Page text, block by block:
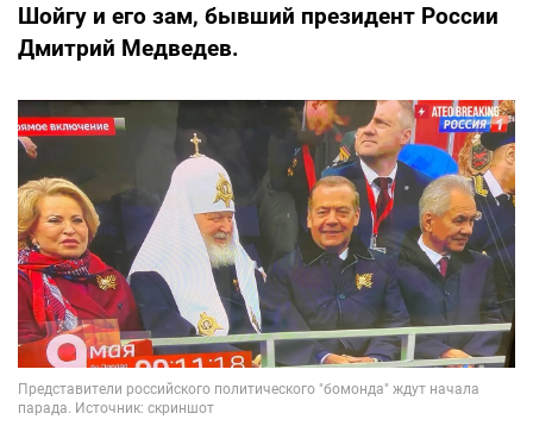
Шойгу и его зам, бывший президент России
Дмитрий Медведев.